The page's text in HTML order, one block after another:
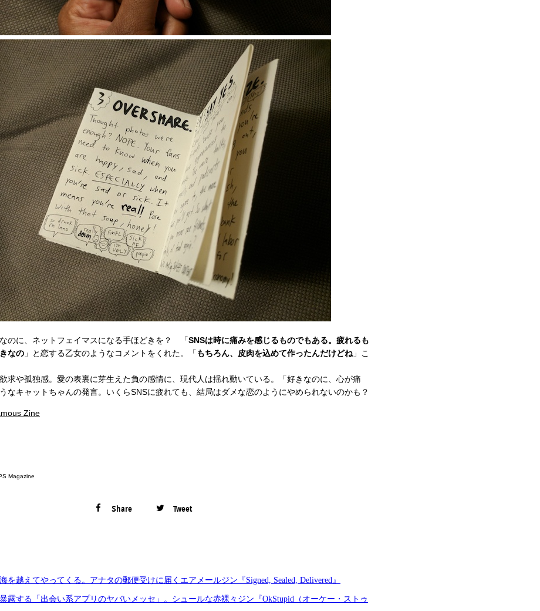
のに、ネットフェイマスになる手ほどきを？ 「SNSは時に痛みを感じるものでもある。疲れるも
なの 」と恋する乙女のようなコメントをくれた。「 もちろん、皮肉を込めて作ったんだけどね 」こ
求や孤独感。愛の表裏に芽生えた負の感情に、現代人は揺れ動いている。「好きなのに、心が痛
なキャットちゃんの発言。いくらSNSに疲れても、結局はダメな恋のようにやめられないのかも？
Zine
Magazine
Share Tweet
を越えてやってくる。アナタの郵便受けに届くエアメールジン『Signed, Sealed, Delivered』
露する「出会い系アプリのヤバいメッセ」。シュールな赤裸々ジン『OkStupid（オーケー・ストゥ